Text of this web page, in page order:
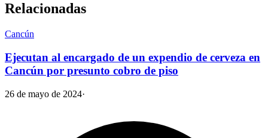
Relacionadas
Cancún
Ejecutan al encargado de un expendio de cerveza en
Cancún por presunto cobro de piso
26 de mayo de 2024·